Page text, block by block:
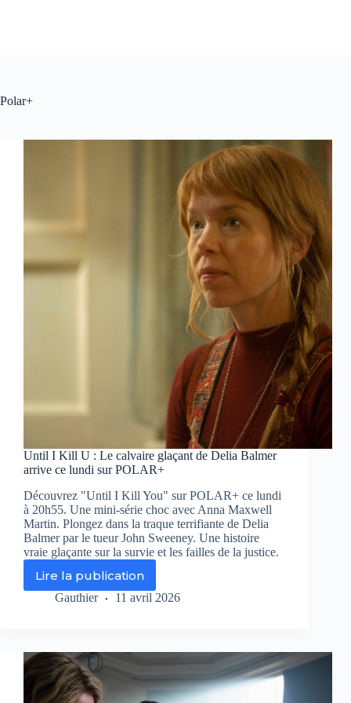
Polar+
Until I Kill U : Le calvaire glaçant de Delia Balmer
arrive ce lundi sur POLAR+
Découvrez "Until I Kill You" sur POLAR+ ce lundi
à 20h55. Une mini-série choc avec Anna Maxwell
Martin. Plongez dans la traque terrifiante de Delia
Balmer par le tueur John Sweeney. Une histoire
vraie glaçante sur la survie et les failles de la justice.
Lire la publication
Until
I
Le
calvaire
glaçant
Gauthier 11 avril 2026